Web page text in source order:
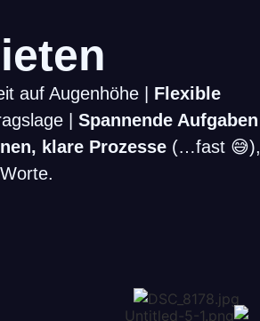
auf Augenhöhe | Flexible
| Spannende Aufgaben
klare Prozesse(…fast 😅),